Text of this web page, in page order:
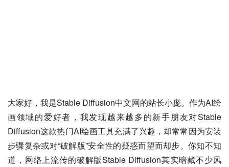
大家好，我是Stable Diffusion中文网的站长小庞。作为AI绘
画领域的爱好者，我发现越来越多的新手朋友对Stable
Diffusion这款热门AI绘画工具充满了兴趣，却常常因为安装
步骤复杂或对“破解版”安全性的疑惑而望而却步。你知不知
道，网络上流传的破解版Stable Diffusion其实暗藏不少风